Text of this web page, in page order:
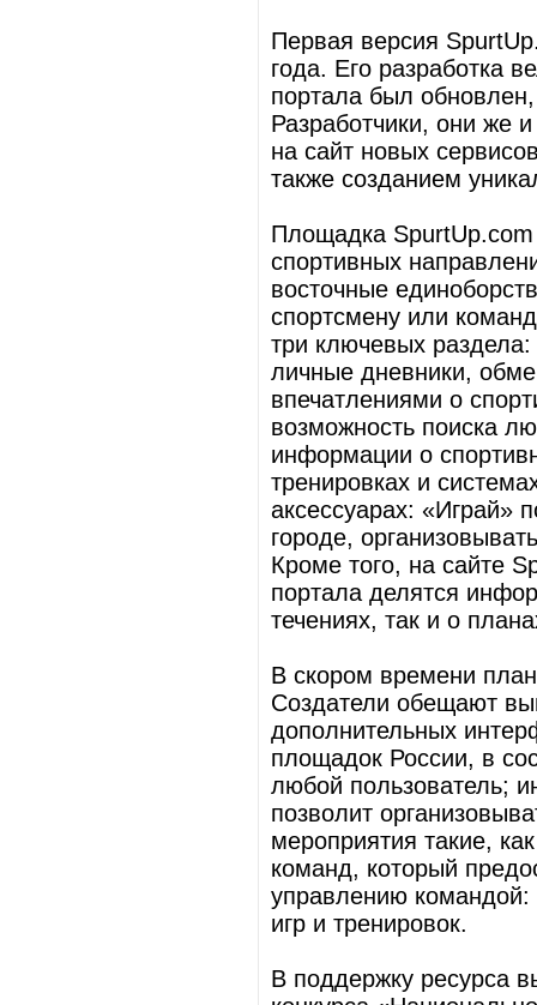
Первая версия
года. Его разработка
портала был
Разработчики, они же
на сайт новых
также созданием
Площадка
спортивных
восточные
спортсмену или
три ключевых
личные дневники,
впечатлениями о
возможность поиска
информации о
тренировках и
аксессуарах: «Играй»
городе,
Кроме того, на сайте
портала делятся
течениях, так и о
В скором времени
Создатели обещают
дополнительных
площадок России, в
любой пользователь;
позволит
мероприятия такие,
команд, который
управлению командой:
игр и тренировок.
В поддержку ресурса